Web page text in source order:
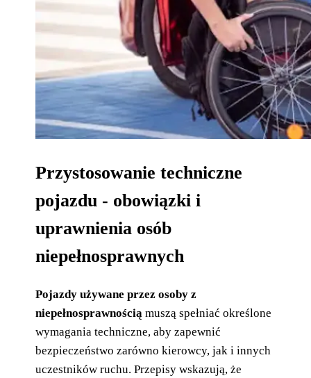
Przystosowanie techniczne
pojazdu - obowiązki i
uprawnienia osób
niepełnosprawnych
Pojazdy używane przez osoby z
niepełnosprawnością muszą spełniać określone
wymagania techniczne, aby zapewnić
bezpieczeństwo zarówno kierowcy, jak i innych
uczestników ruchu. Przepisy wskazują, że